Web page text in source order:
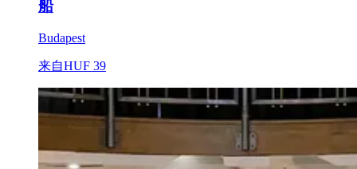
船
Budapest
来自HUF 39